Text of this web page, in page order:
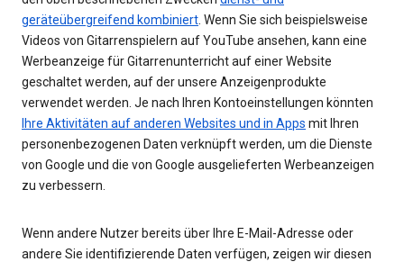
geräteübergreifend kombiniert . Wenn Sie sich beispielsweise
Videos von Gitarrenspielern auf YouTube ansehen, kann eine
Werbeanzeige für Gitarrenunterricht auf einer Website
geschaltet werden, auf der unsere Anzeigenprodukte
verwendet werden. Je nach Ihren Kontoeinstellungen könnten
Ihre Aktivitäten auf anderen Websites und in Apps mit Ihren
personenbezogenen Daten verknüpft werden, um die Dienste
von Google und die von Google ausgelieferten Werbeanzeigen
zu verbessern.
Wenn andere Nutzer bereits über Ihre E-Mail-Adresse oder
andere Sie identifizierende Daten verfügen, zeigen wir diesen